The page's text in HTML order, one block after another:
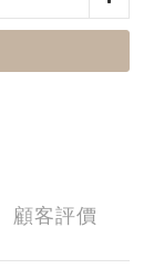
顧客評價